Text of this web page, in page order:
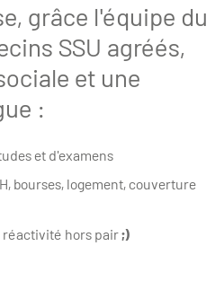
grâce l'équipe du
SSU agréés,
et une
:
et d'examens
bourses, logement, couverture
réactivité hors pair;)